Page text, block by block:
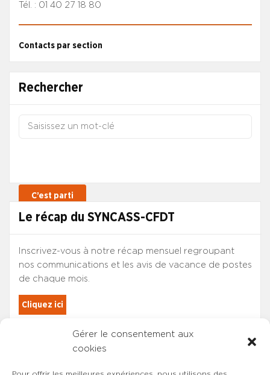
Gérer le consentement aux
cookies
Tél. : 01 40 27 18 80
Contacts par section
Rechercher
Le récap du SYNCASS-CFDT
Inscrivez-vous à notre récap mensuel regroupant
nos communications et les avis de vacance de postes
de chaque mois.
Cliquez ici
Les adhérents du SYNCASS-CFDT
sont automatiquement inscrits.